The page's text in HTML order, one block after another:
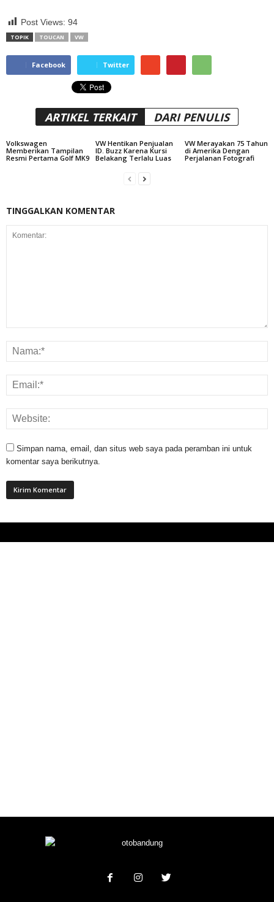
Post Views: 94
TOPIK TOUCAN VW
Facebook Twitter
ARTIKEL TERKAIT DARI PENULIS
Volkswagen
Memberikan Tampilan
Resmi Pertama Golf MK9
VW Hentikan Penjualan
ID. Buzz Karena Kursi
Belakang Terlalu Luas
VW Merayakan 75 Tahun
di Amerika Dengan
Perjalanan Fotografi
TINGGALKAN KOMENTAR
Simpan nama, email, dan situs web saya pada peramban ini untuk
komentar saya berikutnya.